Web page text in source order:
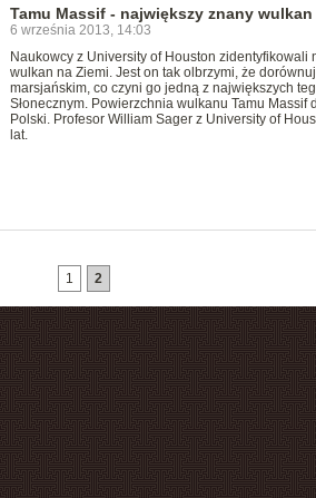
Tamu Massif - największy znany wulkan
6 września 2013, 14:03
Naukowcy z University of Houston zidentyfikowali
wulkan na Ziemi. Jest on tak olbrzymi, że
marsjańskim, co czyni go jedną z największych
Słonecznym. Powierzchnia wulkanu Tamu Massif
Polski. Profesor William Sager z University of
lat.
1 2